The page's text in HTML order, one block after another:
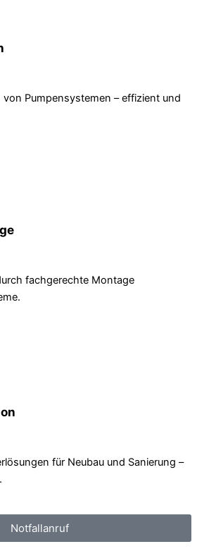
Pumpensystemen – effizient und
fachgerechte Montage
für Neubau und Sanierung –
Notfallanruf